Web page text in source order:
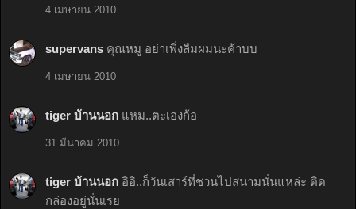
4 เมษายน 2010
supervans คุณหมู อย่าเพิ่งลืมผมนะค้าบบ
4 เมษายน 2010
tiger บ้านนอก แหม..ตะเองก้อ
31 มีนาคม 2010
tiger บ้านนอก อิอิ..ก็วันเสาร์ที่ชวนไปสนามนั่นแหล่ะ ติด
กล่องอยู่นั่นเรย